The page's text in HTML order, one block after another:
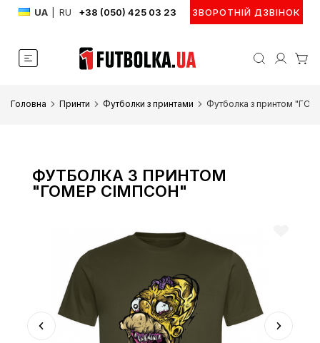
UA RU +38 (050) 425 03 23 ЗВОРОТНІЙ ДЗВІНОК
Головна Принти Футболки з принтами Футболка з принтом
ФУТБОЛКА З ПРИНТОМ
"ГОМЕР СІМПСОН"